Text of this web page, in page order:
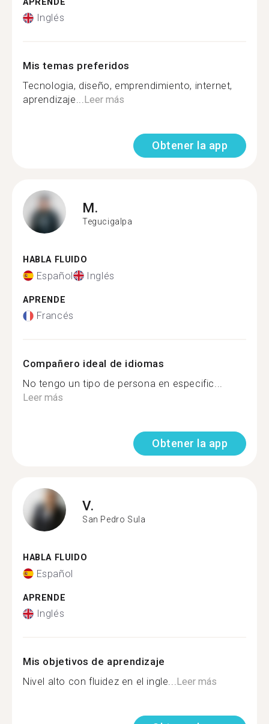
Inglés
Mis temas preferidos
Tecnologia, diseño, emprendimiento, internet,
aprendizaje...Leer más
Obtener la app
M.
Tegucigalpa
HABLA FLUIDO
Español Inglés
APRENDE
Francés
Compañero ideal de idiomas
No tengo un tipo de persona en especific...
Leer más
Obtener la app
V.
San Pedro Sula
HABLA FLUIDO
Español
APRENDE
Inglés
Mis objetivos de aprendizaje
Nivel alto con fluidez en el ingle...Leer más